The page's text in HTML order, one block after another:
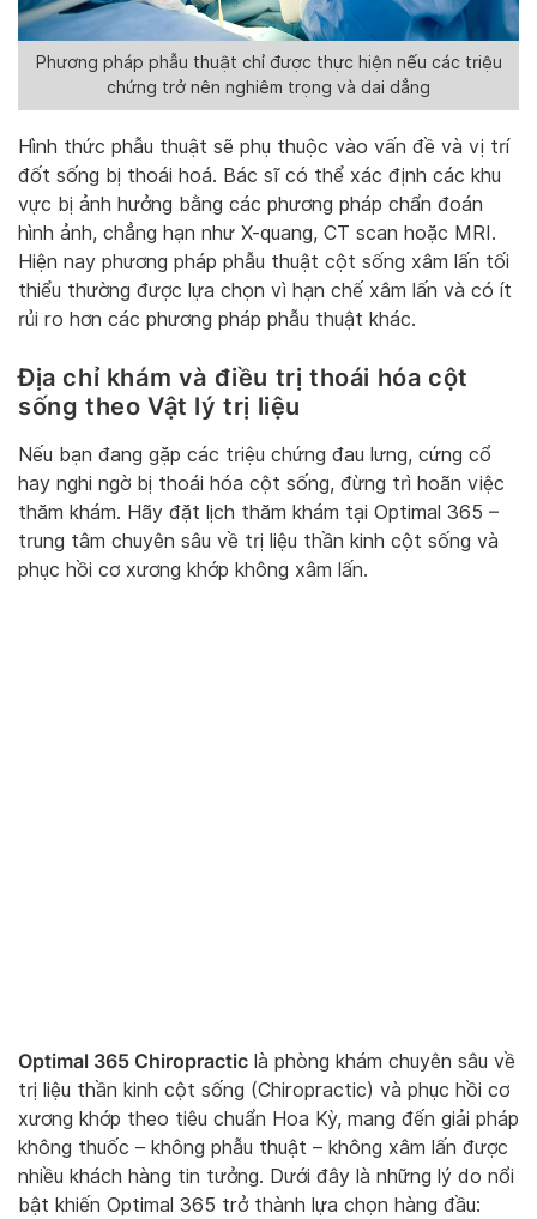
Phương pháp phẫu thuật chỉ được thực hiện nếu các triệu
chứng trở nên nghiêm trọng và dai dẳng
Hình thức phẫu thuật sẽ phụ thuộc vào vấn đề và vị trí
đốt sống bị thoái hoá. Bác sĩ có thể xác định các khu
vực bị ảnh hưởng bằng các phương pháp chẩn đoán
hình ảnh, chẳng hạn như X-quang, CT scan hoặc MRI.
Hiện nay phương pháp phẫu thuật cột sống xâm lấn tối
thiểu thường được lựa chọn vì hạn chế xâm lấn và có ít
rủi ro hơn các phương pháp phẫu thuật khác.
Địa chỉ khám và điều trị thoái hóa cột
sống theo Vật lý trị liệu
Nếu bạn đang gặp các triệu chứng đau lưng, cứng cổ
hay nghi ngờ bị thoái hóa cột sống, đừng trì hoãn việc
thăm khám. Hãy đặt lịch thăm khám tại Optimal 365 –
trung tâm chuyên sâu về trị liệu thần kinh cột sống và
phục hồi cơ xương khớp không xâm lấn.
Optimal 365 Chiropractic là phòng khám chuyên sâu về
trị liệu thần kinh cột sống (Chiropractic) và phục hồi cơ
xương khớp theo tiêu chuẩn Hoa Kỳ, mang đến giải pháp
không thuốc – không phẫu thuật – không xâm lấn được
nhiều khách hàng tin tưởng. Dưới đây là những lý do nổi
bật khiến Optimal 365 trở thành lựa chọn hàng đầu: